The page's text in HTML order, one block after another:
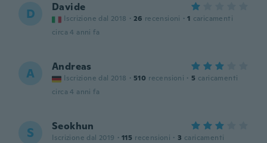
D Davide
Iscrizione dal 2018 · 26 recensioni · 1 caricamenti
circa 4 anni fa
A Andreas
Iscrizione dal 2018 · 510 recensioni · 5 caricamenti
circa 4 anni fa
S Seokhun
Iscrizione dal 2019 · 115 recensioni · 3 caricamenti